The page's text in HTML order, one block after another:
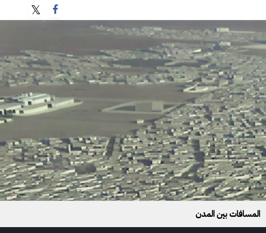
المسافات بين المدن